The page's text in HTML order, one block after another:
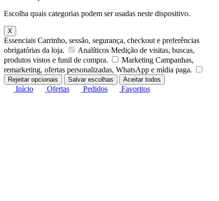
Escolha quais categorias podem ser usadas neste dispositivo.
X
Essenciais Carrinho, sessão, segurança, checkout e preferências
obrigatórias da loja.
Analíticos Medição de visitas, buscas,
produtos vistos e funil de compra.
Marketing Campanhas,
remarketing, ofertas personalizadas, WhatsApp e mídia paga.
Rejeitar opcionais Salvar escolhas Aceitar todos
Início Ofertas Pedidos Favoritos